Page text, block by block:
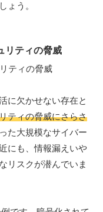
ょう。
リティの脅威
に欠かせない存在と
ティの脅威にさらさ
た大規模なサイバー
にも、情報漏えいや
リスクが潜んでいま